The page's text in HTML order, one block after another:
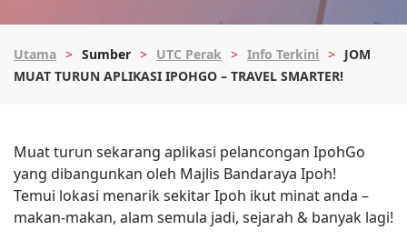
Utama Sumber UTC Perak Info Terkini
JOM
MUAT TURUN APLIKASI IPOHGO – TRAVEL SMARTER!
Muat turun sekarang aplikasi pelancongan IpohGo
yang dibangunkan oleh Majlis Bandaraya Ipoh!
Temui lokasi menarik sekitar Ipoh ikut minat anda –
makan-makan, alam semula jadi, sejarah & banyak lagi!